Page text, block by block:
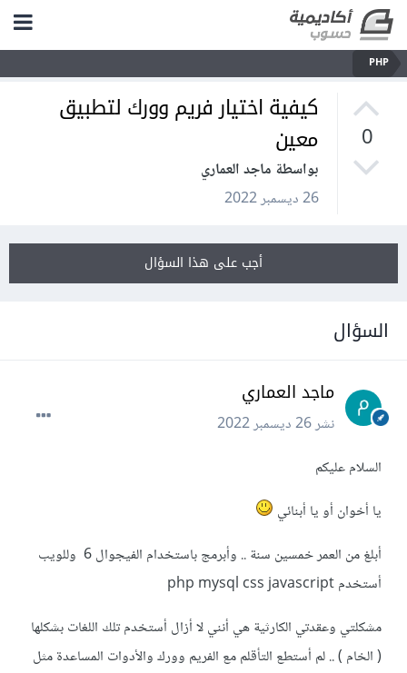
PHP
0
كيفية اختيار فريم وورك لتطبيق
معين
بواسطة ماجد العماري
26 ديسمبر 2022
أجب على هذا السؤال
السؤال
ماجد العماري
نشر26 ديسمبر 2022
السلام عليكم
يا أخوان أو يا أبنائي
أبلغ من العمر خمسين سنة .. وأبرمج باستخدام الفيجوال 6 وللويب
أستخدم php mysql css javascript
مشكلتي وعقدتي الكارثية هي أنني لا أزال أستخدم تلك اللغات بشكلها
( الخام ) .. لم أستطع التأقلم مع الفريم وورك والأدوات المساعدة مثل